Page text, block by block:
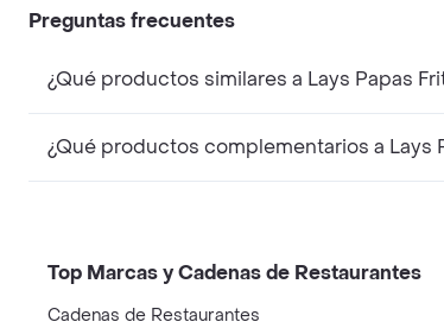
Preguntas frecuentes
¿Qué productos similares a Lays Papas
¿Qué productos complementarios a Lays
Top Marcas y Cadenas de Restaurantes
Cadenas de Restaurantes